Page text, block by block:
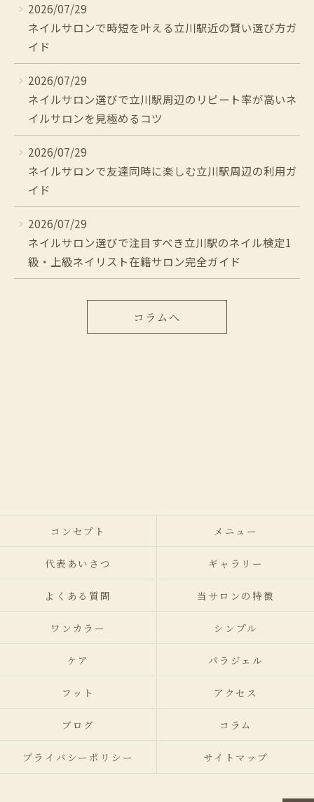
2026/07/29
ネイルサロンで時短を叶える立川駅近の賢い選び方ガ
イド
2026/07/29
ネイルサロン選びで立川駅周辺のリピート率が高いネ
イルサロンを見極めるコツ
2026/07/29
ネイルサロンで友達同時に楽しむ立川駅周辺の利用ガ
イド
2026/07/29
ネイルサロン選びで注目すべき立川駅のネイル検定1
級・上級ネイリスト在籍サロン完全ガイド
コラムへ
コンセプト メニュー
代表あいさつ ギャラリー
よくある質問 当サロンの特徴
ワンカラー シンプル
ケア パラジェル
フット アクセス
ブログ コラム
プライバシーポリシー サイトマップ